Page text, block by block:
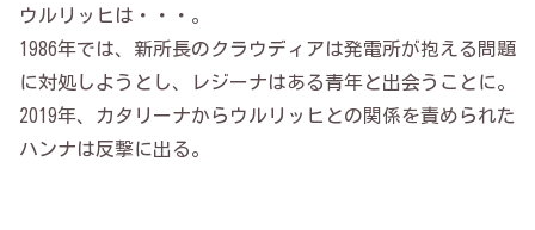
ウルリッヒは・・・。
1986年では、新所長のクラウディアは発電所が抱える問題
に対処しようとし、レジーナはある青年と出会うことに。
2019年、カタリーナからウルリッヒとの関係を責められた
ハンナは反撃に出る。